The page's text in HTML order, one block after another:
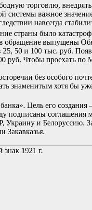
торговлю,
важное
навсегда
страны было
выпущены
50 и 100 тыс. руб.
Чтобы проехать по
без особого
знаменитым хотя бы
Цель его
подписаны
и Белоруссию.
Закавказья.